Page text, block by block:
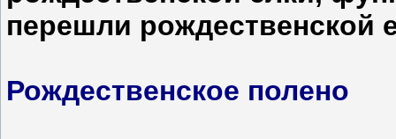
перешли рождественской
Рождественское полено